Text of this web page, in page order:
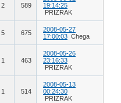
2 589
19:14:25
PRIZRAK
5 675
2008-05-27
17:00:03 Chega
1 463
2008-05-26
23:16:33
PRIZRAK
1 514
2008-05-13
00:24:30
PRIZRAK